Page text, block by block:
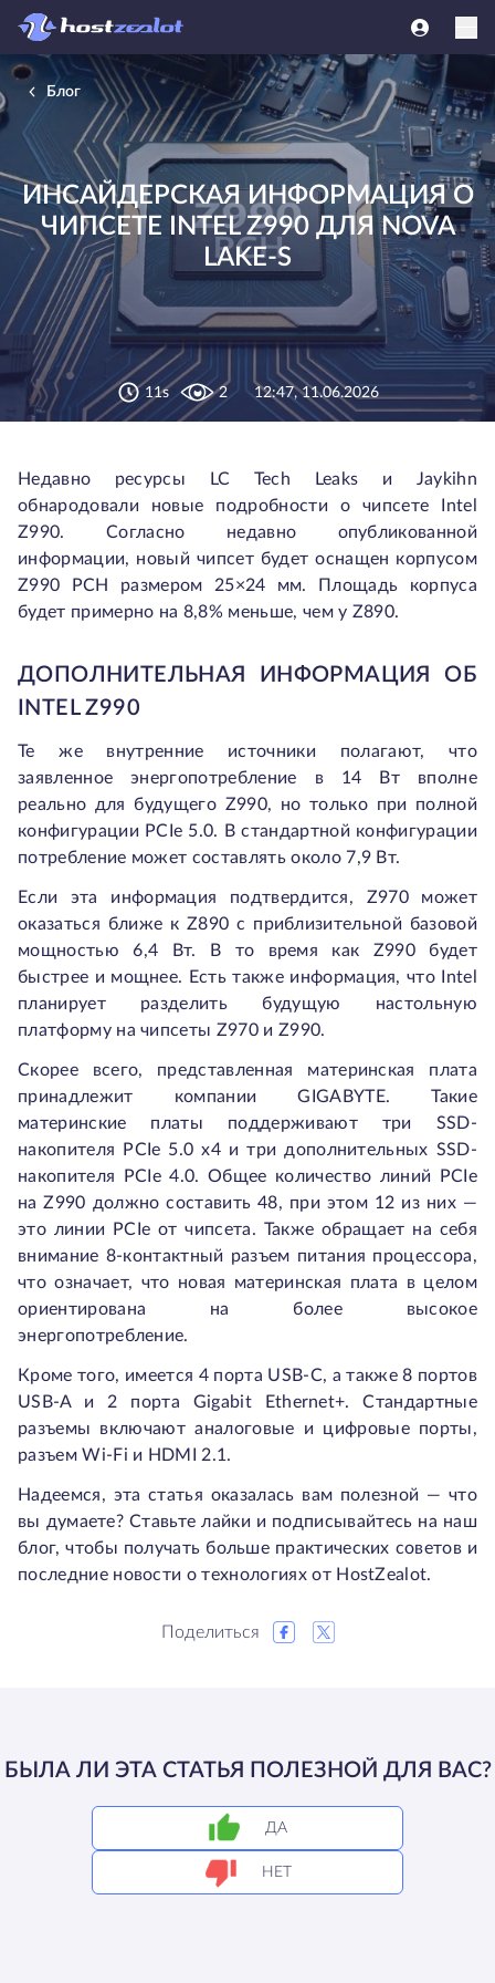
Блог
ИНСАЙДЕРСКАЯ ИНФОРМАЦИЯ О
ЧИПСЕТЕ INTEL Z990 ДЛЯ NOVA
LAKE-S
11s 2 12:47, 11.06.2026
Недавно ресурсы LC Tech Leaks и Jaykihn
обнародовали новые подробности о чипсете Intel
Z990. Согласно недавно опубликованной
информации, новый чипсет будет оснащен корпусом
Z990 PCH размером 25×24 мм. Площадь корпуса
будет примерно на 8,8% меньше, чем у Z890.
ДОПОЛНИТЕЛЬНАЯ ИНФОРМАЦИЯ ОБ
INTEL Z990
Те же внутренние источники полагают, что
заявленное энергопотребление в 14 Вт вполне
реально для будущего Z990, но только при полной
конфигурации PCIe 5.0. В стандартной конфигурации
потребление может составлять около 7,9 Вт.
Если эта информация подтвердится, Z970 может
оказаться ближе к Z890 с приблизительной базовой
мощностью 6,4 Вт. В то время как Z990 будет
быстрее и мощнее. Есть также информация, что Intel
планирует разделить будущую настольную
платформу на чипсеты Z970 и Z990.
Скорее всего, представленная материнская плата
принадлежит компании GIGABYTE. Такие
материнские платы поддерживают три SSD-
накопителя PCIe 5.0 x4 и три дополнительных SSD-
накопителя PCIe 4.0. Общее количество линий PCIe
на Z990 должно составить 48, при этом 12 из них —
это линии PCIe от чипсета. Также обращает на себя
внимание 8-контактный разъем питания процессора,
что означает, что новая материнская плата в целом
ориентирована на более высокое
энергопотребление.
Кроме того, имеется 4 порта USB-C, а также 8 портов
USB-A и 2 порта Gigabit Ethernet+. Стандартные
разъемы включают аналоговые и цифровые порты,
разъем Wi-Fi и HDMI 2.1.
Надеемся, эта статья оказалась вам полезной — что
вы думаете? Ставьте лайки и подписывайтесь на наш
блог, чтобы получать больше практических советов и
последние новости о технологиях от HostZealot.
Поделиться
БЫЛА ЛИ ЭТА СТАТЬЯ ПОЛЕЗНОЙ ДЛЯ ВАС?
ДА
НЕТ